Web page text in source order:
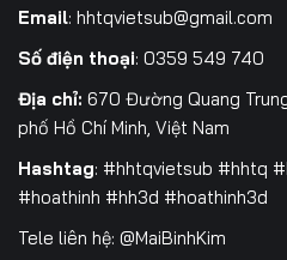
Tập 220 Tập 221
Tập 223 Tập 224
Tập 226 Tập 227
Tập 229
Email: hhtqvietsub@gmail.com
Số điện thoại: 0359 549 740
Địa chỉ: 670 Đường Quang
phố Hồ Chí Minh, Việt Nam
Hashtag: #hhtqvietsub #hhtq
#hoathinh #hh3d #hoathinh3d
Tele liên hệ: @MaiBinhKim